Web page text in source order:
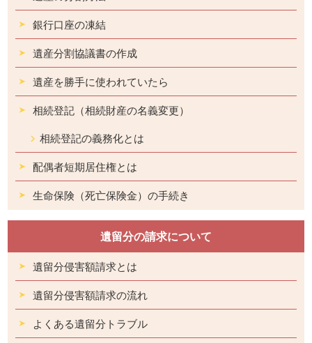
銀行口座の凍結
遺産分割協議書の作成
遺産を勝手に使われていたら
相続登記（相続財産の名義変更）
相続登記の義務化とは
配偶者短期居住権とは
生命保険（死亡保険金）の手続き
遺留分の請求について
遺留分侵害額請求とは
遺留分侵害額請求の流れ
よくある遺留分トラブル